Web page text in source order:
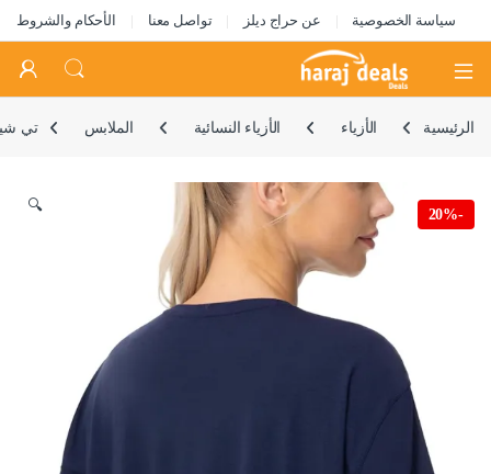
سياسة الخصوصية عن حراج ديلز تواصل معنا الأحكام والشروط
Open
الرئيسية الأزياء الأزياء النسائية الملابس تي
-
20%
🔍